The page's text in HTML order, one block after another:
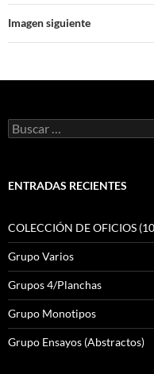
Imagen siguiente
Buscar:
ENTRADAS RECIENTES
COLECCIÓN DE OFICIOS
Grupo Varios
Grupos 4/Planchas
Grupo Monotipos
Grupo Ensayos (Abstractos)